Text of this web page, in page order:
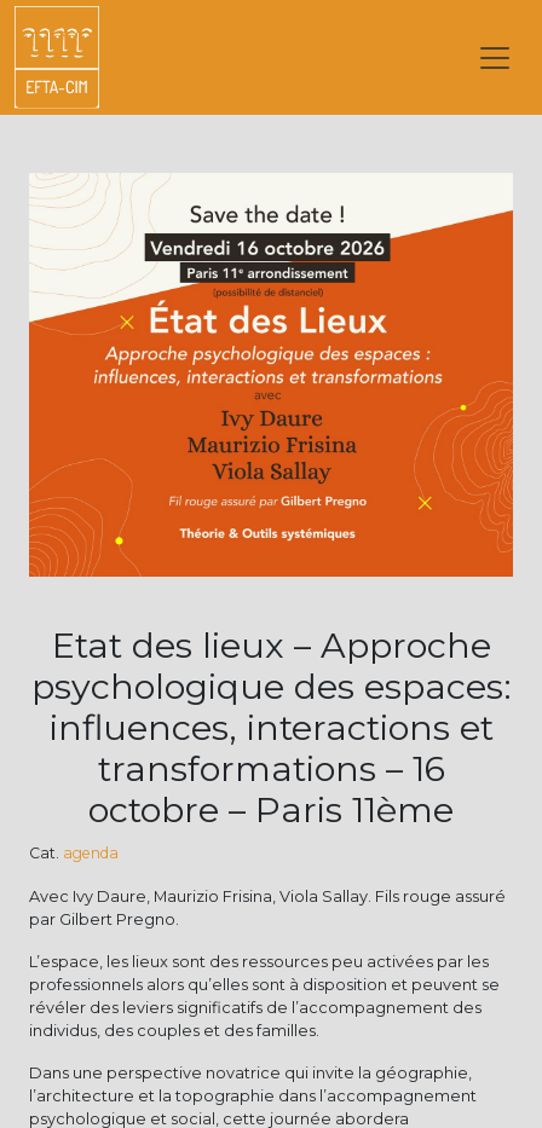
Etat des lieux – Approche
psychologique des espaces:
influences, interactions et
transformations – 16
octobre – Paris 11ème
Cat. agenda
Avec Ivy Daure, Maurizio Frisina, Viola Sallay. Fils rouge assuré
par Gilbert Pregno.
L’espace, les lieux sont des ressources peu activées par les
professionnels alors qu’elles sont à disposition et peuvent se
révéler des leviers significatifs de l’accompagnement des
individus, des couples et des familles.
Dans une perspective novatrice qui invite la géographie,
l’architecture et la topographie dans l’accompagnement
psychologique et social, cette journée abordera